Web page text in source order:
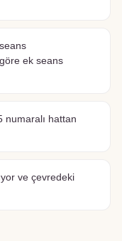
ek seans
numaralı hattan
ve çevredeki